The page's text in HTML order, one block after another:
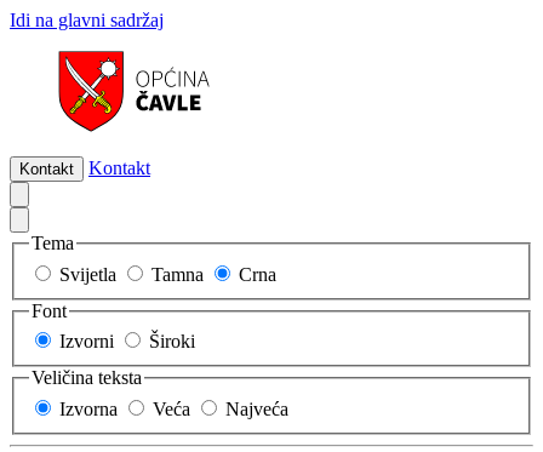
Idi na glavni sadržaj
Kontakt Kontakt
Tema
Svijetla
Tamna
Crna
Font
Izvorni
Široki
Veličina teksta
Izvorna
Veća Najveća